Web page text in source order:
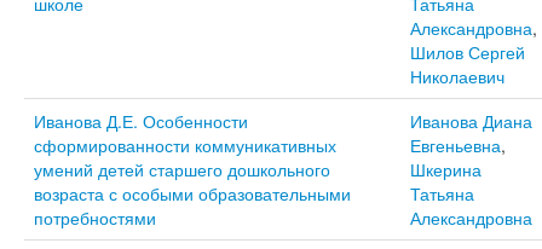
Александровна,
Шилов Сергей
Николаевич
Иванова Д.Е. Особенности
сформированности коммуникативных
умений детей старшего дошкольного
возраста с особыми образовательными
потребностями
Иванова Диана
Евгеньевна,
Шкерина
Татьяна
Александровна